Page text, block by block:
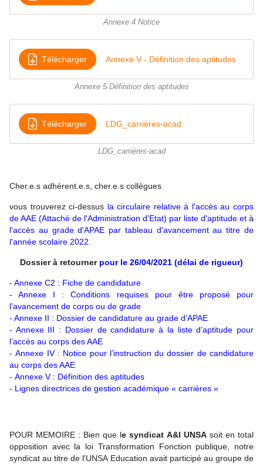
Annexe 4 Notice
Télécharger Annexe V - Définition des aptitudes
Annexe 5 Définition des aptitudes
Télécharger LDG_carrières-acad
LDG_carrières-acad
Cher.e.s adhérent.e.s, cher.e.s collègues
vous trouverez ci-dessus la circulaire relative à l'accès au corps
de AAE (Attaché de l'Administration d'Etat) par liste d'aptitude et à
l'accès au grade d'APAE par tableau d'avancement au titre de
l'année scolaire 2022
Dossier à retournerpour le 26/04/2021 (délai de rigueur)
- Annexe C2 : Fiche de candidature
- Annexe I : Conditions requises pour être proposé pour
l’avancement de corps ou de grade
- Annexe II : Dossier de candidature au grade d’APAE
- Annexe III : Dossier de candidature à la liste d’aptitude pour
l’accès au corps des AAE
- Annexe IV : Notice pour l’instruction du dossier de candidature
au corps des AAE
- Annexe V : Définition des aptitudes
- Lignes directrices de gestion académique « carrières »
POUR MEMOIRE : Bien que le syndicat A&I UNSA soit en total
opposition avec la loi Transformation Fonction publique, notre
syndicat au titre de l'UNSA Education avait participé au groupe de